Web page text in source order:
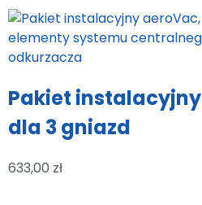
Pakiet instalacyjny
dla 3 gniazd
633,00 zł